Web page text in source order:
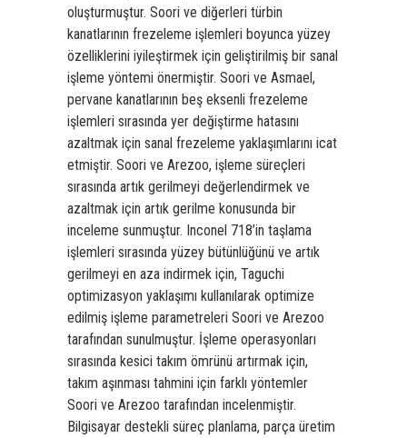
oluşturmuştur. Soori ve diğerleri türbin
kanatlarının frezeleme işlemleri boyunca yüzey
özelliklerini iyileştirmek için geliştirilmiş bir sanal
işleme yöntemi önermiştir. Soori ve Asmael,
pervane kanatlarının beş eksenli frezeleme
işlemleri sırasında yer değiştirme hatasını
azaltmak için sanal frezeleme yaklaşımlarını icat
etmiştir. Soori ve Arezoo, işleme süreçleri
sırasında artık gerilmeyi değerlendirmek ve
azaltmak için artık gerilme konusunda bir
inceleme sunmuştur. Inconel 718’in taşlama
işlemleri sırasında yüzey bütünlüğünü ve artık
gerilmeyi en aza indirmek için, Taguchi
optimizasyon yaklaşımı kullanılarak optimize
edilmiş işleme parametreleri Soori ve Arezoo
tarafından sunulmuştur. İşleme operasyonları
sırasında kesici takım ömrünü artırmak için,
takım aşınması tahmini için farklı yöntemler
Soori ve Arezoo tarafından incelenmiştir.
Bilgisayar destekli süreç planlama, parça üretim